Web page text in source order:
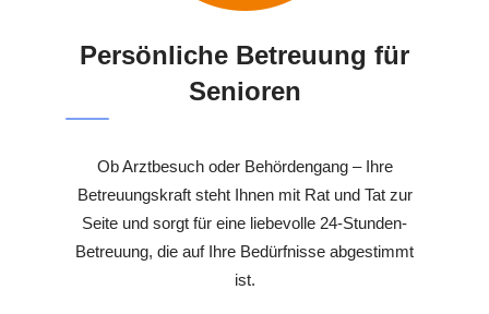
Persönliche Betreuung für
Senioren
Ob Arztbesuch oder Behördengang – Ihre
Betreuungskraft steht Ihnen mit Rat und Tat zur
Seite und sorgt für eine liebevolle 24-Stunden-
Betreuung, die auf Ihre Bedürfnisse abgestimmt
ist.